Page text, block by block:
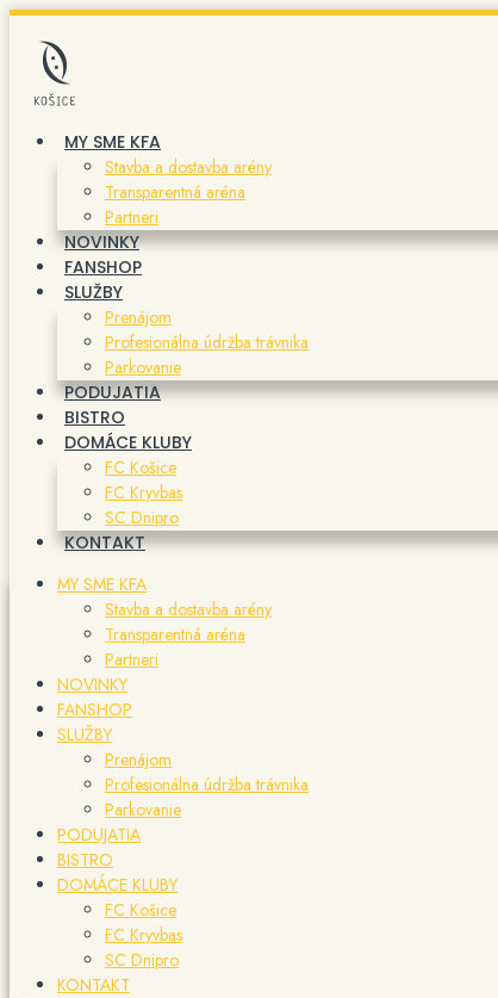
Preskočiť
obsah
MY SME KFA
Stavba a dostavba arény
Transparentná aréna
Partneri
NOVINKY
FANSHOP
SLUŽBY
Prenájom
Profesionálna údržba trávnika
Parkovanie
PODUJATIA
BISTRO
DOMÁCE KLUBY
FC Košice
FC Kryvbas
SC Dnipro
KONTAKT
MY SME KFA
Stavba a dostavba arény
Transparentná aréna
Partneri
NOVINKY
FANSHOP
SLUŽBY
Prenájom
Profesionálna údržba trávnika
Parkovanie
PODUJATIA
BISTRO
DOMÁCE KLUBY
FC Košice
FC Kryvbas
SC Dnipro
KONTAKT